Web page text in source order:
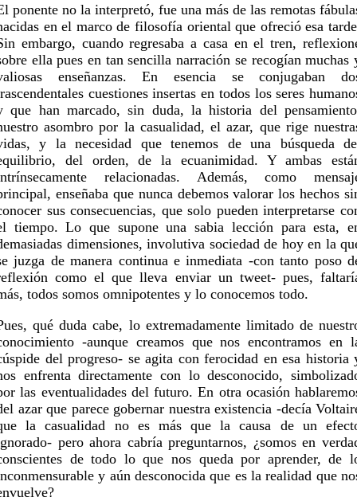
ponente no la interpretó, fue una más de las remotas
en el marco de filosofía oriental que ofreció esa
embargo, cuando regresaba a casa en el tren,
ella pues en tan sencilla narración se recogían muchas
enseñanzas. En esencia se conjugaban
cuestiones insertas en todos los seres
que han marcado, sin duda, la historia del
asombro por la casualidad, el azar, que rige
y la necesidad que tenemos de una búsqueda
del orden, de la ecuanimidad. Y ambas
relacionadas. Además, como
enseñaba que nunca debemos valorar los hechos
sus consecuencias, que solo pueden interpretarse
tiempo. Lo que supone una sabia lección para esta,
dimensiones, involutiva sociedad de hoy en la
juzga de manera continua e inmediata -con tanto poso
como el que lleva enviar un tweet- pues,
todos somos omnipotentes y lo conocemos todo.
qué duda cabe, lo extremadamente limitado de
-aunque creamos que nos encontramos en
del progreso- se agita con ferocidad en esa historia
enfrenta directamente con lo desconocido,
las eventualidades del futuro. En otra ocasión
azar que parece gobernar nuestra existencia -decía
la casualidad no es más que la causa de un
pero ahora cabría preguntarnos, ¿somos en
de todo lo que nos queda por aprender, de
y aún desconocida que es la realidad que